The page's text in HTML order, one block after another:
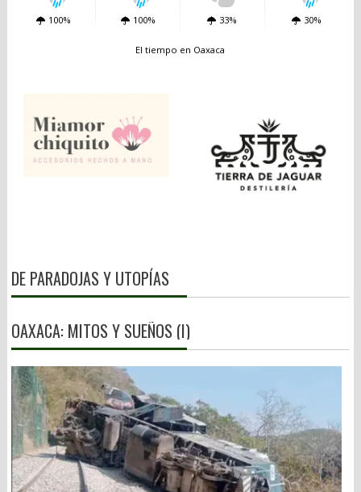
100% 100% 33% 30%
El tiempo en Oaxaca
DE PARADOJAS Y UTOPÍAS
OAXACA: MITOS Y SUEÑOS (I)